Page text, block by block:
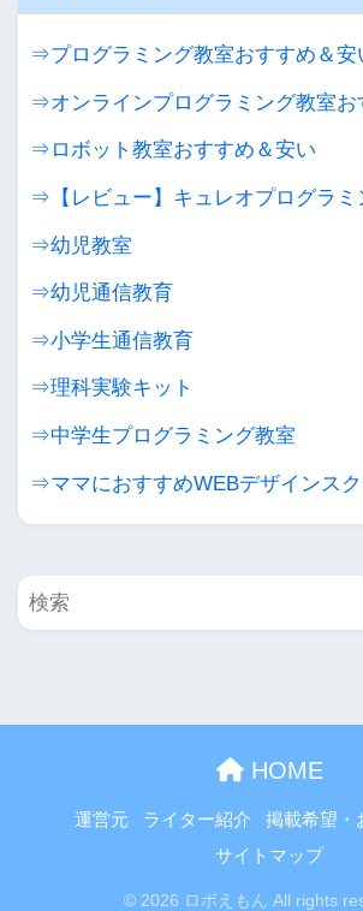
⇒プログラミング教室おすすめ＆安
⇒オンラインプログラミング教室お
⇒ロボット教室おすすめ＆安い
⇒【レビュー】キュレオプログラミ
⇒幼児教室
⇒幼児通信教育
⇒小学生通信教育
⇒理科実験キット
⇒中学生プログラミング教室
⇒ママにおすすめWEBデザインス
HOME
運営元 ライター紹介
掲載希望・
サイトマップ
© 2026 ロボえもん All rights